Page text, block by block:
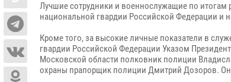
Лучшие сотрудники и военнослужащие по
национальной гвардии Российской Федерации и
Кроме того, за высокие личные показатели в
гвардии Российской Федерации Указом
Московской области полковник полиции
охраны прапорщик полиции Дмитрий Дозоров.